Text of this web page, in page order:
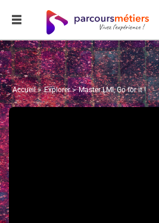
Accueil Explorer Master LMI, Go for it !